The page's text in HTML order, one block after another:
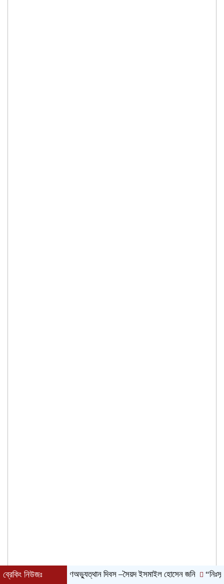
ব্রেকিং নিউজঃজুলাই গণঅভ্যুত্থান দিবস –সৈয়দ ইসমাইল হোসেন জনি